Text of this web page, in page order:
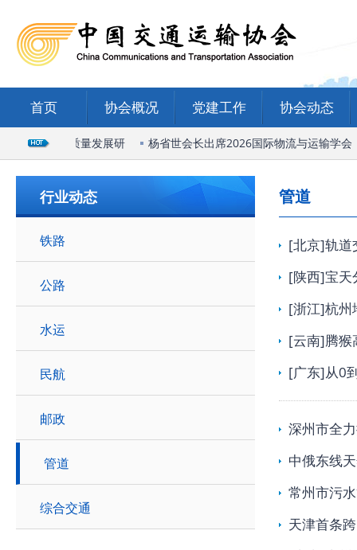
首页 协会概况 党建工作 协会动态
际陆港高质量发展研 杨省世会长出席2026国际物流与运输学会（
行业动态
铁路
公路
水运
民航
邮政
管道
综合交通
管道
[北京]轨道
[陕西]宝天
[浙江]杭州
[云南]腾猴
[广东]从0
深州市全
中俄东线
常州市污
天津首条